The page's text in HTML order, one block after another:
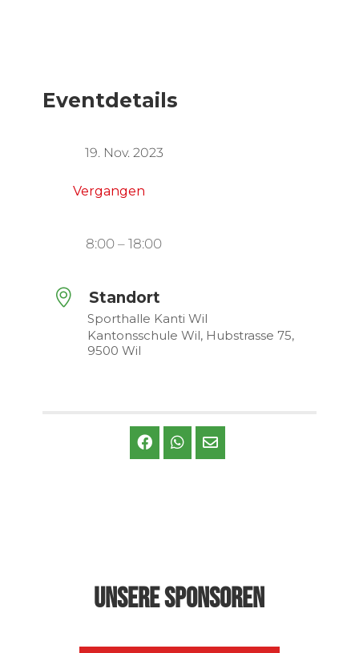
Eventdetails
19. Nov. 2023
Vergangen
8:00 – 18:00
Standort
Sporthalle Kanti Wil
Kantonsschule Wil, Hubstrasse 75,
9500 Wil
Unsere Sponsoren